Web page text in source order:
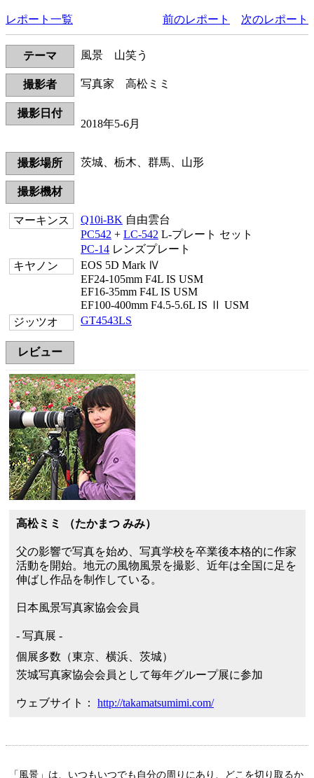
レポート一覧 前のレポート 次のレポート
テーマ 風景 山笑う
撮影者 写真家 高松ミミ
撮影日付
2018年5-6月
撮影場所 茨城、栃木、群馬、山形
撮影機材
マーキンス Q10i-BK 自由雲台
PC542 + LC-542 L-プレート セット
PC-14 レンズプレート
キヤノン
EOS 5D Mark Ⅳ
EF24-105mm F4L IS USM
EF16-35mm F4L IS USM
EF100-400mm F4.5-5.6L IS Ⅱ USM
ジッツオ
GT4543LS
レビュー
高松ミミ （たかまつ みみ）
父の影響で写真を始め、写真学校を卒業後本格的に作家
活動を開始。地元の風物風景を撮影、近年は全国に足を
伸ばし作品を制作している。
日本風景写真家協会会員
- 写真展 -
個展多数（東京、横浜、茨城）
茨城写真家協会会員として毎年グループ展に参加
ウェブサイト： http://takamatsumimi.com/
「風景」は、いつもいつでも自分の周りにあり、どこを切り取るか